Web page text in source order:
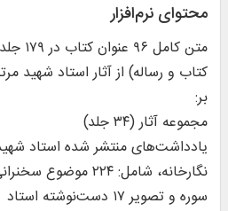
محتوای نرم‌افزار
کتاب و رساله) از آثار استاد شهید
بر:
مجموعه آثار (۳۴ جلد)
یادداشت‌های منتشر شده استاد شهید (۱۷
سوره و تصویر ۱۷ دست‌نوشته استاد